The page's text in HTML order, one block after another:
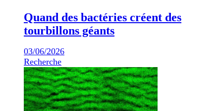
Quand des bactéries créent des
tourbillons géants
03/06/2026
Recherche